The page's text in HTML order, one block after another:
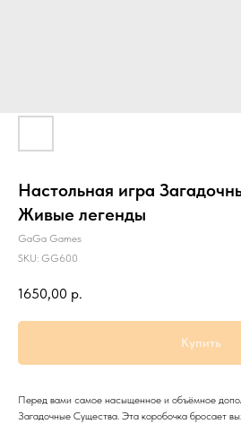
Настольная игра
Живые легенды
GaGa Games
SKU: GG600
1650,00 р.
Купить
Перед вами самое насыщенное и объёмное
Загадочные Существа. Эта коробочка бросает